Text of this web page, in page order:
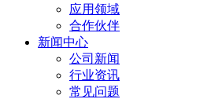
应用领域
合作伙伴
新闻中心
公司新闻
行业资讯
常见问题